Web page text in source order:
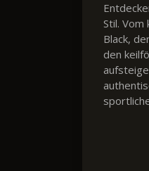
Stil. Vom
Black,
den